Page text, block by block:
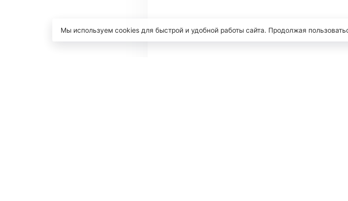
Мы используем cookies для быстрой и удобной работы сайта. Продолжая